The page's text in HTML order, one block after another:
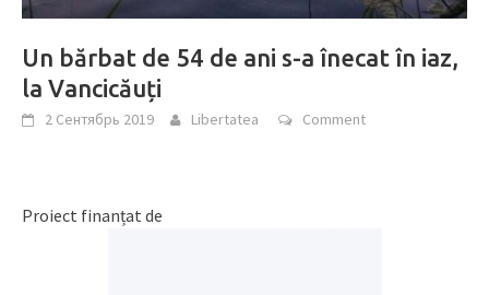
Un bărbat de 54 de ani s-a înecat în iaz,
la Vancicăuți
2 Сентябрь 2019 Libertatea Comment
Proiect finanțat de